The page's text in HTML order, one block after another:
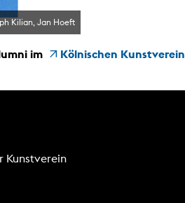
Kilian, Jan Hoeft
im Kölnischen Kunstverein
Kunstverein